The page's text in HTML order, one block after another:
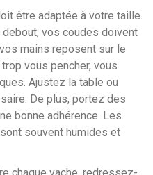
être adaptée à votre taille.
vos coudes doivent
mains reposent sur le
vous pencher, vous
Ajustez la table ou
De plus, portez des
bonne adhérence. Les
souvent humides et